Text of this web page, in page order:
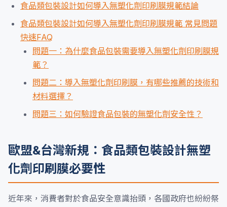
食品類包裝設計如何導入無塑化劑印刷膜規範結論
食品類包裝設計如何導入無塑化劑印刷膜規範 常見問題
快速FAQ
問題一：為什麼食品包裝需要導入無塑化劑印刷膜規
範？
問題二：導入無塑化劑印刷膜，有哪些推薦的技術和
材料選擇？
問題三：如何驗證食品包裝的無塑化劑安全性？
歐盟&台灣新規：食品類包裝設計無塑
化劑印刷膜必要性
近年來，消費者對於食品安全意識抬頭，各國政府也紛紛祭